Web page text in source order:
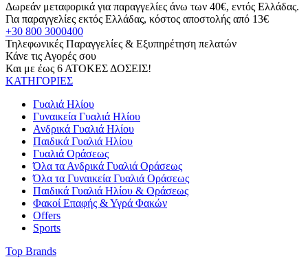
Δωρεάν μεταφορικά για παραγγελίες άνω των 40€, εντός Ελλάδας.
Για παραγγελίες εκτός Ελλάδας, κόστος αποστολής από 13€
+30 800 3000400
Τηλεφωνικές Παραγγελίες & Εξυπηρέτηση πελατών
Κάνε τις Αγορές σου
Και με έως 6 ΑΤΟΚΕΣ ΔΟΣΕΙΣ!
ΚΑΤΗΓΟΡΙΕΣ
Γυαλιά Ηλίου
Γυναικεία Γυαλιά Ηλίου
Ανδρικά Γυαλιά Ηλίου
Παιδικά Γυαλιά Ηλίου
Γυαλιά Οράσεως
Όλα τα Ανδρικά Γυαλιά Οράσεως
Όλα τα Γυναικεία Γυαλιά Οράσεως
Παιδικά Γυαλιά Ηλίου & Οράσεως
Φακοί Επαφής & Υγρά Φακών
Offers
Sports
Top Brands